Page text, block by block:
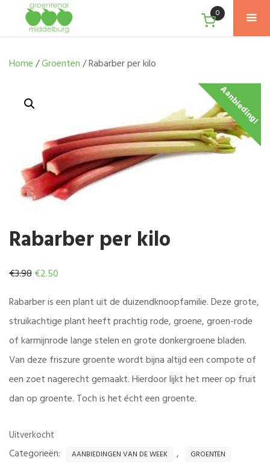
0
Home/Groenten/ Rabarber per kilo
Aanbieding!
Rabarber per kilo
€3.98Oorspronkelijke
€2.50
Rabarber is een plant uit de duizendknoopfamilie. Deze grote,
struikachtige plant heeft prachtig rode, groene, groen-rode
of karmijnrode lange stelen en grote donkergroene bladen.
Van deze friszure groente wordt bijna altijd een compote of
een zoet nagerecht gemaakt. Hierdoor lijkt het meer op fruit
dan op groente. Toch is het écht een groente.
Uitverkocht
Categorieën: AANBIEDINGEN VAN DE WEEK , GROENTEN